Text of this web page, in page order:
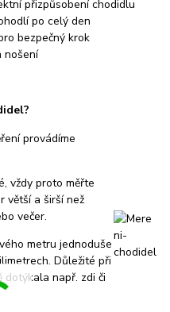
přizpůsobení chodidlu
po celý den
bezpečný krok
nošení
provádíme
vždy proto měřte
větší a širší než
večer.
metru jednoduše
Důležité při
dotýkala např. zdi či